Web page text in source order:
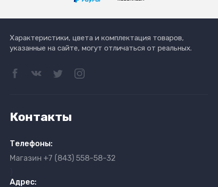
Характеристики, цвета и комплектация товаров,
указанные на сайте, могут отличаться от реальных.
Контакты
Телефоны:
Магазин +7 (843) 558-58-32
Адрес: